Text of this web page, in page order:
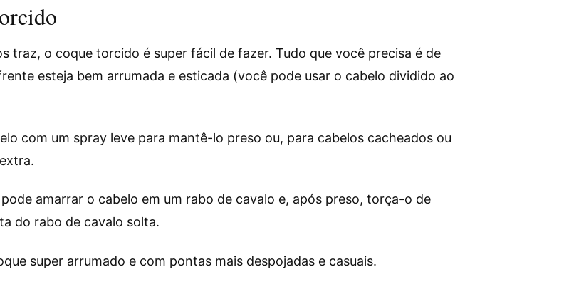
traz, o coque torcido é super fácil de fazer. Tudo que você precisa é de
esteja bem arrumada e esticada (você pode usar o cabelo dividido ao
com um spray leve para mantê-lo preso ou, para cabelos cacheados ou
amarrar o cabelo em um rabo de cavalo e, após preso, torça-o de
do rabo de cavalo solta.
super arrumado e com pontas mais despojadas e casuais.